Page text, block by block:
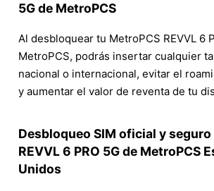
5G de MetroPCS
Al desbloquear tu MetroPCS REVVL 6
MetroPCS, podrás insertar cualquier
nacional o internacional, evitar el
y aumentar el valor de reventa de tu
Desbloqueo SIM oficial y seguro
REVVL 6 PRO 5G de MetroPCS
Unidos